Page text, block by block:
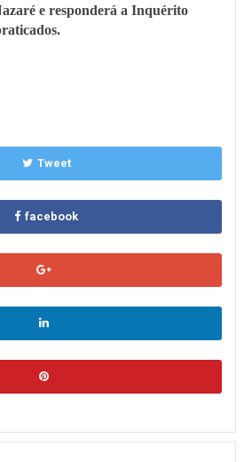
e responderá a Inquérito
Tweet
facebook